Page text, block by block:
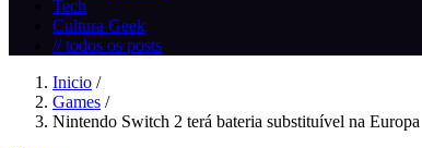
Tech
Cultura Geek
// todos os posts
Inicio /
Games /
Nintendo Switch 2 terá bateria substituível na Europa